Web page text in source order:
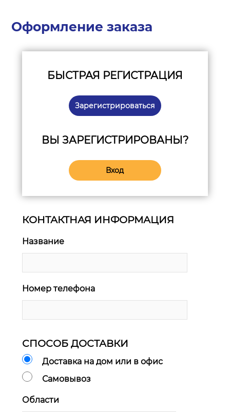
Оформление заказа
БЫСТРАЯ РЕГИСТРАЦИЯ
Зарегистрироваться
ВЫ ЗАРЕГИСТРИРОВАНЫ?
Вход
КОНТАКТНАЯ ИНФОРМАЦИЯ
Название
Номер телефона
СПОСОБ ДОСТАВКИ
Доставка на дом или в офис
Самовывоз
Области